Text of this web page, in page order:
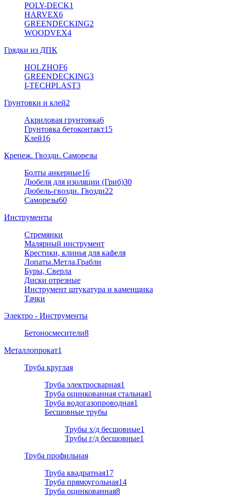
POLY-DECK1
HARVEX6
GREENDECKING2
WOODVEX4
Грядки из ДПК
HOLZHOF6
GREENDECKING3
I-TECHPLAST3
Грунтовки и клей2
Акриловая грунтовка6
Грунтовка бетоконтакт15
Клей16
Крепеж. Гвозди. Саморезы
Болты анкерные16
Дюбеля для изоляции (Гриб)30
Дюбель-гвозди. Гвозди22
Саморезы60
Инструменты
Стремянки
Малярный инструмент
Крестики, клинья для кафеля
Лопаты.Метла.Грабли
Буры, Сверла
Диски отрезные
Инструмент штукатура и каменщика
Тачки
Электро - Инструменты
Бетоносмесители8
Металлопрокат1
Труба круглая
Труба электросварная1
Труба оцинкованная стальная1
Труба водогазопроводная1
Бесшовные трубы
Трубы х/д бесшовные1
Трубы г/д бесшовные1
Труба профильная
Труба квадратная17
Труба прямоугольная14
Труба оцинкованная8